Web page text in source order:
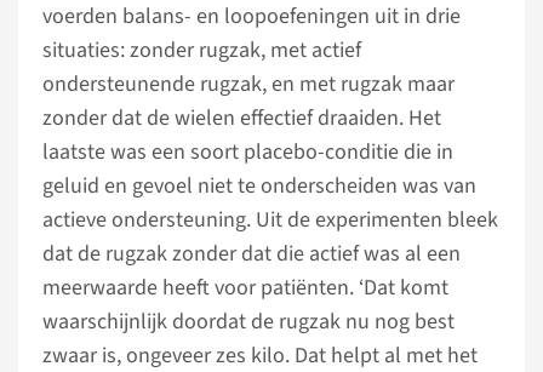
voerden balans- en loopoefeningen uit in drie
situaties: zonder rugzak, met actief
ondersteunende rugzak, en met rugzak maar
zonder dat de wielen effectief draaiden. Het
laatste was een soort placebo-conditie die in
geluid en gevoel niet te onderscheiden was van
actieve ondersteuning. Uit de experimenten bleek
dat de rugzak zonder dat die actief was al een
meerwaarde heeft voor patiënten. ‘Dat komt
waarschijnlijk doordat de rugzak nu nog best
zwaar is, ongeveer zes kilo. Dat helpt al met het